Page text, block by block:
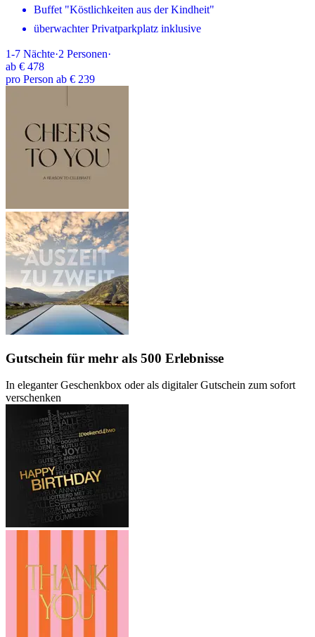
Buffet "Köstlichkeiten aus der Kindheit"
überwachter Privatparkplatz inklusive
1-7 Nächte·2 Personen·
ab € 478
pro Person ab € 239
Gutschein für mehr als 500 Erlebnisse
In eleganter Geschenkbox oder als digitaler Gutschein zum sofort
verschenken